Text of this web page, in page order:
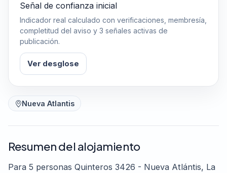
Señal de confianza inicial
Indicador real calculado con verificaciones, membresía,
completitud del aviso y 3 señales activas de
publicación.
Ver desglose
Nueva Atlantis
Resumen del alojamiento
Para 5 personas Quinteros 3426 - Nueva Atlántis, La